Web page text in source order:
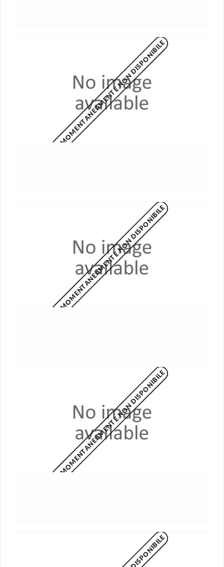
MOMENTANEAMENTE NON DISPONIBILE
MOMENTANEAMENTE NON DISPONIBILE
MOMENTANEAMENTE NON DISPONIBILE